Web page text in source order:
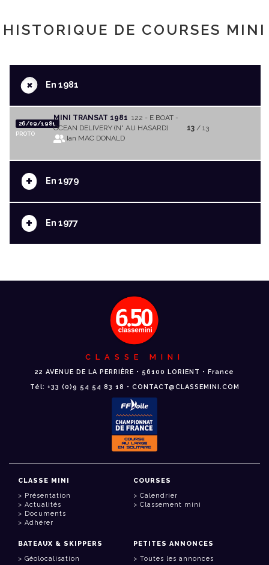
HISTORIQUE DE COURSES MINI
+En 1981
26/09/1981
PROTO
MINI TRANSAT 1981 122 - E BOAT -
OCEAN DELIVERY (N° AU HASARD)
Ian MAC DONALD
13/ 13
+ En 1979
+ En 1977
CLASSE MINI
22 AVENUE DE LA PERRIÈRE • 56100 LORIENT • France
Tél: +33 (0)9 54 54 83 18 • CONTACT@CLASSEMINI.COM
CLASSE MINI
Présentation
Actualités
Documents
Adhérer
COURSES
Calendrier
Classement mini
BATEAUX & SKIPPERS
Géolocalisation
PETITES ANNONCES
Toutes les annonces